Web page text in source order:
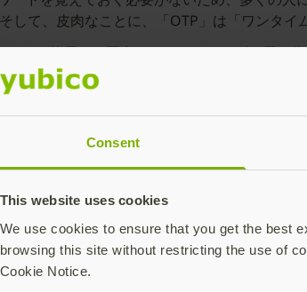
Consent
This website uses cookies
We use cookies to ensure that you get the best
browsing this site without restricting the use of
Cookie Notice.
して、皮肉なことに、「OTP」は「ワンタ
クンを使用した固有のリンクがユーザー用に
する方法はいくつかありますが、一般的に
いです。 ユーザーが騙されてOTPコードを
りません。 ブログ「
現代のフィッシング
ュリティに対応するために特別に設計され
– スマートカードは、フィッシングから保護す
必要があります。 これは、トラックでのリ
す。 従来のスマートカードを大規模に設置
す。